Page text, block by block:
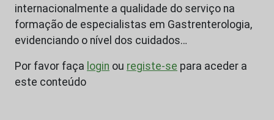
internacionalmente a qualidade do serviço na
formação de especialistas em Gastrenterologia,
evidenciando o nível dos cuidados…
Por favor faça login ou registe-se para aceder a
este conteúdo